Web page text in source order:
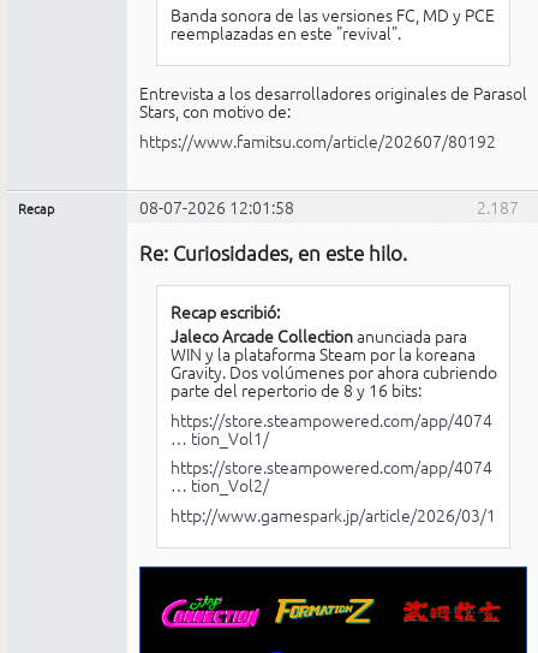
Banda sonora de las versiones FC, MD y PCE
reemplazadas en este "revival".
Entrevista a los desarrolladores originales de Parasol
Stars, con motivo de:
https://www.famitsu.com/article/202607/80192
2.187
Recap 08-07-2026 12:01:58
Re: Curiosidades, en este hilo.
Recap escribió:
Jaleco Arcade Collectionanunciada para
WIN y la plataforma Steam por la koreana
Gravity. Dos volúmenes por ahora cubriendo
parte del repertorio de 8 y 16 bits:
https://store.steampowered.com/app/4074
… tion_Vol1/
https://store.steampowered.com/app/4074
… tion_Vol2/
http://www.gamespark.jp/article/2026/03/18/